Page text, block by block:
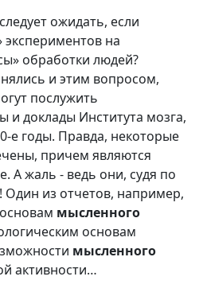
ожидать, если
экспериментов на
обработки людей?
и этим вопросом,
послужить
и доклады Института мозга,
е годы. Правда, некоторые
причем являются
А жаль - ведь они, судя по
из отчетов, например,
мысленного
основам
мысленного
активности…